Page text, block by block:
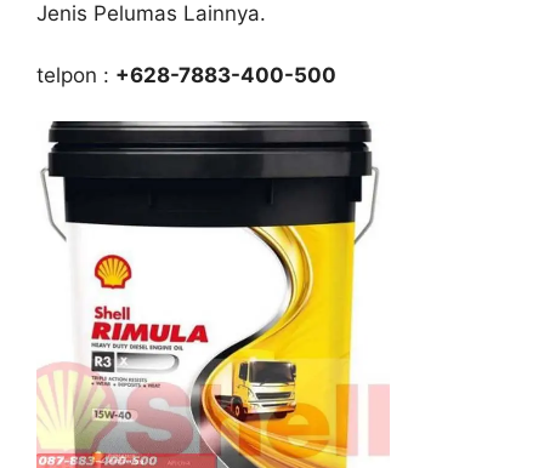
Jenis Pelumas Lainnya.
telpon : +628-7883-400-500